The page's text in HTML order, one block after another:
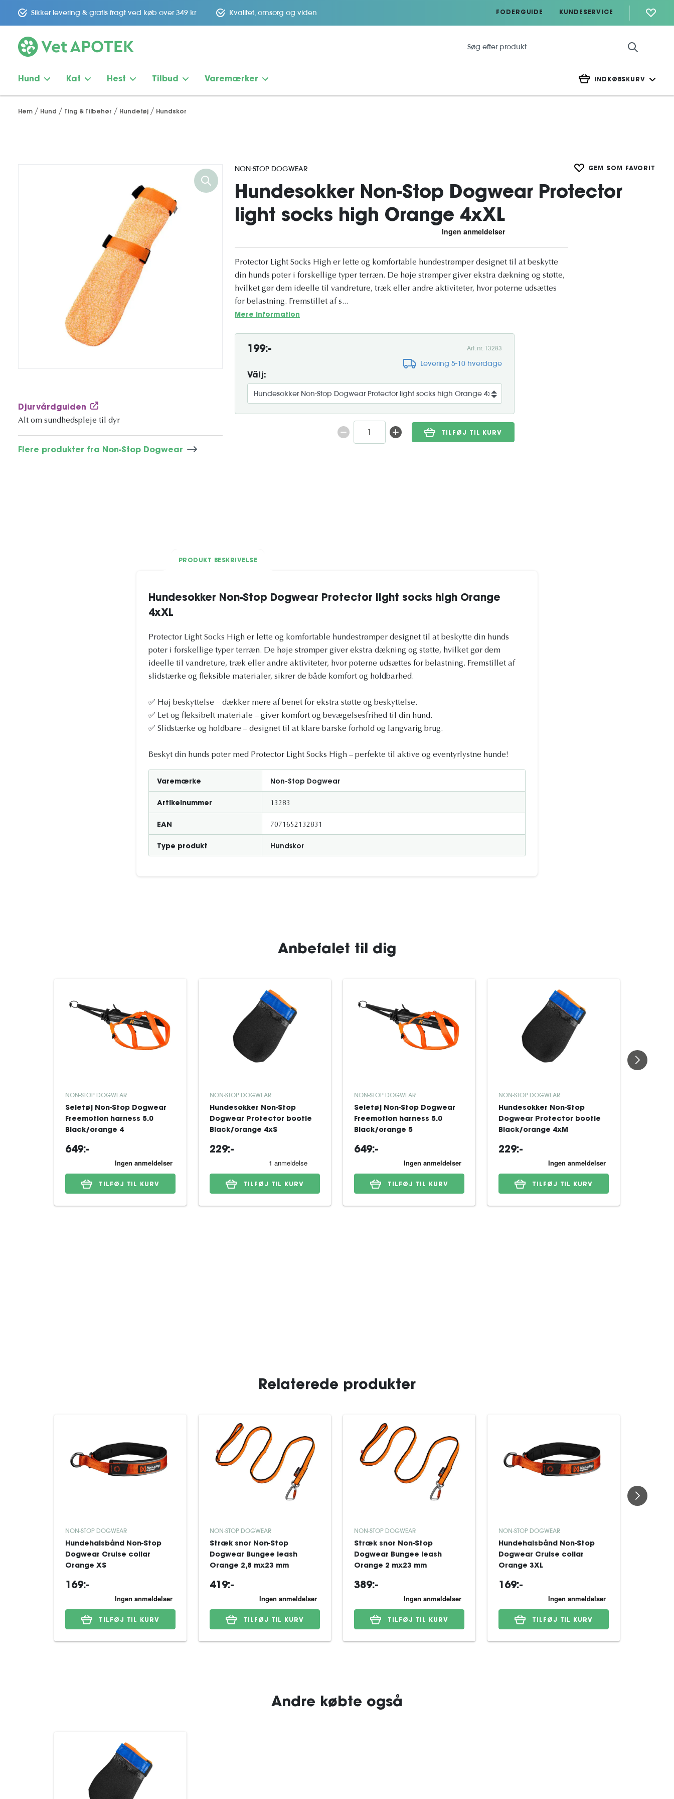
Sikker levering & gratis fragt ved køb over 349 kr Kvalitet, omsorg og viden FODERGUIDE KUNDESERVICE
Hund Kat Hest Tilbud Varemærker INDKØBSKURV
Hem Hund Ting & Tilbehør Hundetøj Hundskor
Djurvårdguiden
Alt om sundhedspleje til dyr
Flere produkter fra Non-Stop Dogwear
NON-STOP DOGWEAR GEM SOM FAVORIT
Hundesokker Non-Stop Dogwear Protector
light socks high Orange 4xXL
Protector Light Socks High er lette og komfortable hundestrømper designet til at beskytte
din hunds poter i forskellige typer terræn. De høje strømper giver ekstra dækning og støtte,
hvilket gør dem ideelle til vandreture, træk eller andre aktiviteter, hvor poterne udsættes
for belastning. Fremstillet af s...
Mere information
199:- Art. nr. 13283
Levering 5-10 hverdage
Välj:
TILFØJ TIL KURV
PRODUKT BESKRIVELSE
Hundesokker Non-Stop Dogwear Protector light socks high Orange
4xXL
Protector Light Socks High er lette og komfortable hundestrømper designet til at beskytte din hunds
poter i forskellige typer terræn. De høje strømper giver ekstra dækning og støtte, hvilket gør dem
ideelle til vandreture, træk eller andre aktiviteter, hvor poterne udsættes for belastning. Fremstillet af
slidstærke og fleksible materialer, sikrer de både komfort og holdbarhed.
✅ Høj beskyttelse – dækker mere af benet for ekstra støtte og beskyttelse.
✅ Let og fleksibelt materiale – giver komfort og bevægelsesfrihed til din hund.
✅ Slidstærke og holdbare – designet til at klare barske forhold og langvarig brug.
Beskyt din hunds poter med Protector Light Socks High – perfekte til aktive og eventyrlystne hunde!
Varemærke Non-Stop Dogwear
Artikelnummer 13283
EAN 7071652132831
Type produkt Hundskor
Anbefalet til dig
NON-STOP DOGWEAR
Seletøj Non-Stop Dogwear
Freemotion harness 5.0
Black/orange 4
649:-
TILFØJ TIL KURV
NON-STOP DOGWEAR
Hundesokker Non-Stop
Dogwear Protector bootie
Black/orange 4xS
229:-
TILFØJ TIL KURV
NON-STOP DOGWEAR
Seletøj Non-Stop Dogwear
Freemotion harness 5.0
Black/orange 5
649:-
TILFØJ TIL KURV
NON-STOP DOGWEAR
Hundesokker Non-Stop
Dogwear Protector bootie
Black/orange 4xM
229:-
TILFØJ TIL KURV
Relaterede produkter
NON-STOP DOGWEAR
Hundehalsbånd Non-Stop
Dogwear Cruise collar
Orange XS
169:-
TILFØJ TIL KURV
NON-STOP DOGWEAR
Stræk snor Non-Stop
Dogwear Bungee leash
Orange 2,8 mx23 mm
419:-
TILFØJ TIL KURV
NON-STOP DOGWEAR
Stræk snor Non-Stop
Dogwear Bungee leash
Orange 2 mx23 mm
389:-
TILFØJ TIL KURV
NON-STOP DOGWEAR
Hundehalsbånd Non-Stop
Dogwear Cruise collar
Orange 3XL
169:-
TILFØJ TIL KURV
Andre købte også